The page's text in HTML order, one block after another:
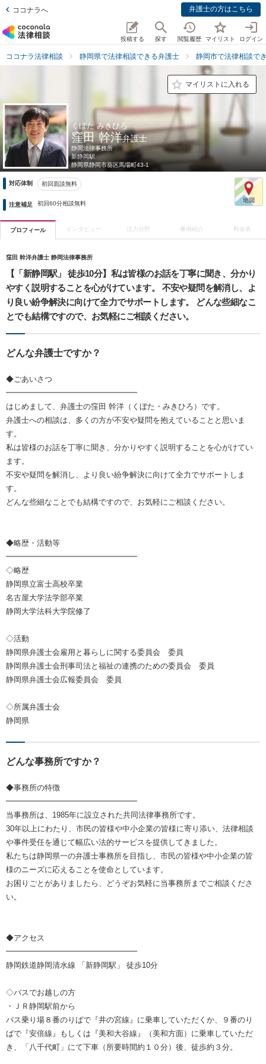
ココナラへ 弁護士の方はこちら
投稿する 探す 閲覧履歴 マイリスト ログイン
ココナラ法律相談 静岡県で法律相談できる弁護士 静岡市で法律相談で
マイリストに入れる
くぼた みきひろ
窪田 幹洋弁護士
静岡法律事務所
新静岡駅
静岡県静岡市葵区馬場町43-1
対応体制 初回面談無料
注意補足 初回60分相談無料
プロフィール インタビュー 注力分野 事例紹介 料金表
窪田 幹洋弁護士 静岡法律事務所
【「新静岡駅」 徒歩10分】私は皆様のお話を丁寧に聞き、分かり
やすく説明することを心がけています。 不安や疑問を解消し、よ
り良い紛争解決に向けて全力でサポートします。 どんな些細なこ
とでも結構ですので、お気軽にご相談ください。
どんな弁護士ですか？
◆ごあいさつ
━━━━━━━━━━━━━━━━━
はじめまして、弁護士の窪田 幹洋（くぼた・みきひろ）です。
弁護士への相談は、多くの方が不安や疑問を抱えていることと思いま
す。
私は皆様のお話を丁寧に聞き、分かりやすく説明することを心がけてい
ます。
不安や疑問を解消し、より良い紛争解決に向けて全力でサポートしま
す。
どんな些細なことでも結構ですので、お気軽にご相談ください。
◆略歴・活動等
━━━━━━━━━━━━━━━━━
◇略歴
静岡県立富士高校卒業
名古屋大学法学部卒業
静岡大学法科大学院修了
◇活動
静岡県弁護士会雇用と暮らしに関する委員会 委員
静岡県弁護士会刑事司法と福祉の連携のための委員会 委員
静岡県弁護士会広報委員会 委員
◇所属弁護士会
静岡県
どんな事務所ですか？
◆事務所の特徴
━━━━━━━━━━━━━━━━━
当事務所は、1985年に設立された共同法律事務所です。
30年以上にわたり、市民の皆様や中小企業の皆様に寄り添い、法律相談
や事件受任を通じて幅広い法的サービスを提供してきました。
私たちは静岡県一の弁護士事務所を目指し、市民の皆様や中小企業の皆
様のニーズに応えることを使命としています。
お困りごとがありましたら、どうぞお気軽に当事務所までご相談くださ
い。
◆アクセス
━━━━━━━━━━━━━━━━━
静岡鉄道静岡清水線 「新静岡駅」 徒歩10分
◇バスでお越しの方
・ＪＲ静岡駅前から
バス乗り場８番のりばで『井の宮線』に乗車していただくか、９番のり
ばで『安倍線』もしくは『美和大谷線』（美和方面）に乗車していただ
き、「八千代町」にて下車（所要時間約１０分）後、徒歩約３分。